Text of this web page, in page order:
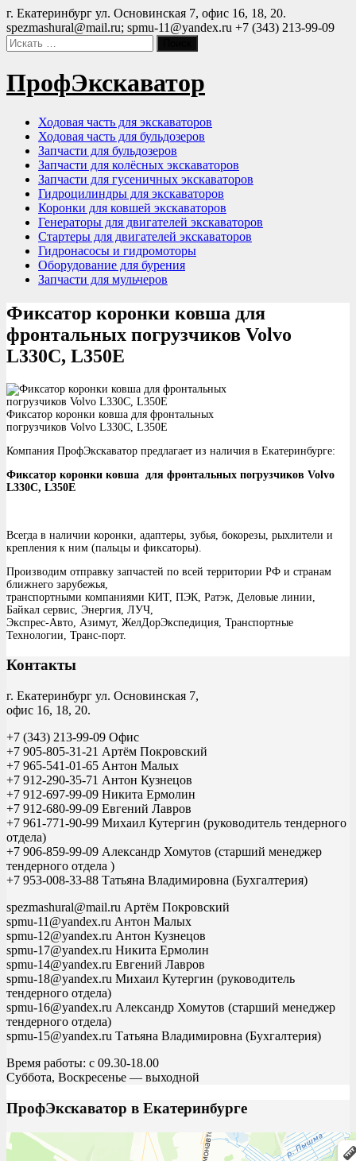
Перейти
к
содержимому
г. Екатеринбург ул. Основинская 7, офис 16, 18, 20.
spezmashural@mail.ru; spmu-11@yandex.ru +7 (343) 213-99-09
ПрофЭкскаватор
Ходовая часть для экскаваторов
Ходовая часть для бульдозеров
Запчасти для бульдозеров
Запчасти для колёсных экскаваторов
Запчасти для гусеничных экскаваторов
Гидроцилиндры для экскаваторов
Коронки для ковшей экскаваторов
Генераторы для двигателей экскаваторов
Стартеры для двигателей экскаваторов
Гидронасосы и гидромоторы
Оборудование для бурения
Запчасти для мульчеров
Фиксатор коронки ковша для
фронтальных погрузчиков Volvo
L330C, L350E
Фиксатор коронки ковша для фронтальных
погрузчиков Volvo L330C, L350E
Компания ПрофЭкскаватор предлагает из наличия в Екатеринбурге:
Фиксатор коронки ковша для фронтальных погрузчиков Volvo
L330C, L350E
Всегда в наличии коронки, адаптеры, зубья, бокорезы, рыхлители и
крепления к ним (пальцы и фиксаторы).
Производим отправку запчастей по всей территории РФ и странам
ближнего зарубежья,
транспортными компаниями КИТ, ПЭК, Ратэк, Деловые линии,
Байкал сервис, Энергия, ЛУЧ,
Экспрес-Авто, Азимут, ЖелДорЭкспедиция, Транспортные
Технологии, Транс-порт.
Контакты
г. Екатеринбург ул. Основинская 7,
офис 16, 18, 20.
+7 (343) 213-99-09 Офис
+7 905-805-31-21 Артём Покровский
+7 965-541-01-65 Антон Малых
+7 912-290-35-71 Антон Кузнецов
+7 912-697-99-09 Никита Ермолин
+7 912-680-99-09 Евгений Лавров
+7 961-771-90-99 Михаил Кутергин (руководитель тендерного
отдела)
+7 906-859-99-09 Александр Хомутов (старший менеджер
тендерного отдела )
+7 953-008-33-88 Татьяна Владимировна (Бухгалтерия)
spezmashural@mail.ru Артём Покровский
spmu-11@yandex.ru Антон Малых
spmu-12@yandex.ru Антон Кузнецов
spmu-17@yandex.ru Никита Ермолин
spmu-14@yandex.ru Евгений Лавров
spmu-18@yandex.ru Михаил Кутергин (руководитель
тендерного отдела)
spmu-16@yandex.ru Александр Хомутов (старший менеджер
тендерного отдела)
spmu-15@yandex.ru Татьяна Владимировна (Бухгалтерия)
Время работы: с 09.30-18.00
Суббота, Воскресенье — выходной
ПрофЭкскаватор в Екатеринбурге